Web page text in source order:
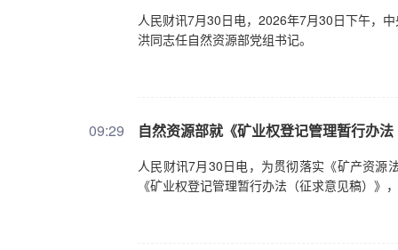
人民财讯7月30日电，2026年7月30日下午，
洪同志任自然资源部党组书记。
09:29 自然资源部就《矿业权登记管理暂行办
人民财讯7月30日电，为贯彻落实《矿产资源
《矿业权登记管理暂行办法（征求意见稿）》